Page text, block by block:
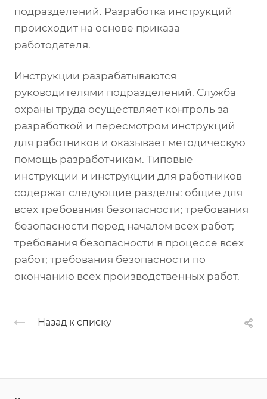
подразделений. Разработка инструкций
происходит на основе приказа
работодателя.
Инструкции разрабатываются
руководителями подразделений. Служба
охраны труда осуществляет контроль за
разработкой и пересмотром инструкций
для работников и оказывает методическую
помощь разработчикам. Типовые
инструкции и инструкции для работников
содержат следующие разделы: общие для
всех требования безопасности; требования
безопасности перед началом всех работ;
требования безопасности в процессе всех
работ; требования безопасности по
окончанию всех производственных работ.
Назад к списку